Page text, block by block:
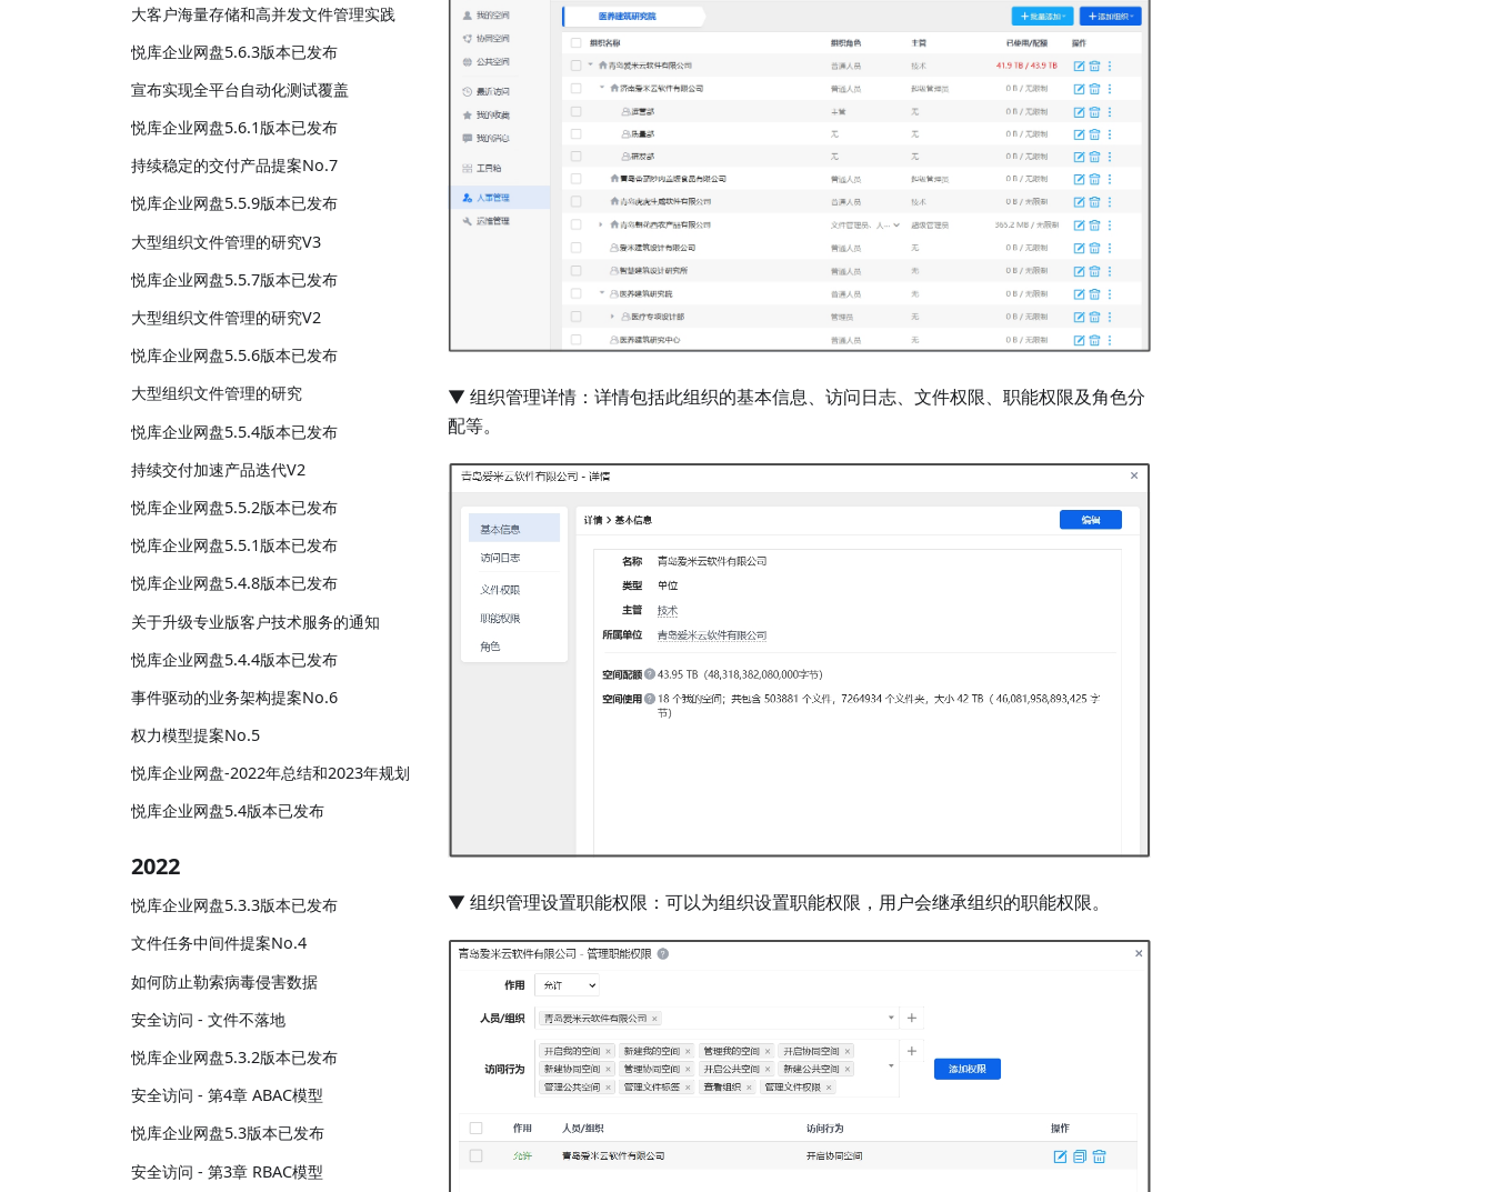
大客户海量存储和高并发文件管理实践
悦库企业网盘5.6.3版本已发布
宣布实现全平台自动化测试覆盖
悦库企业网盘5.6.1版本已发布
持续稳定的交付产品提案No.7
悦库企业网盘5.5.9版本已发布
大型组织文件管理的研究V3
悦库企业网盘5.5.7版本已发布
大型组织文件管理的研究V2
悦库企业网盘5.5.6版本已发布
大型组织文件管理的研究
悦库企业网盘5.5.4版本已发布
持续交付加速产品迭代V2
悦库企业网盘5.5.2版本已发布
悦库企业网盘5.5.1版本已发布
悦库企业网盘5.4.8版本已发布
关于升级专业版客户技术服务的通知
悦库企业网盘5.4.4版本已发布
事件驱动的业务架构提案No.6
权力模型提案No.5
悦库企业网盘-2022年总结和2023年规划
悦库企业网盘5.4版本已发布
2022
悦库企业网盘5.3.3版本已发布
文件任务中间件提案No.4
如何防止勒索病毒侵害数据
安全访问 - 文件不落地
悦库企业网盘5.3.2版本已发布
安全访问 - 第4章 ABAC模型
悦库企业网盘5.3版本已发布
安全访问 - 第3章 RBAC模型
▼ 组织管理详情：详情包括此组织的基本信息、访问日志、文件权限、职能权限及角色分
配等。
▼ 组织管理设置职能权限：可以为组织设置职能权限，用户会继承组织的职能权限。